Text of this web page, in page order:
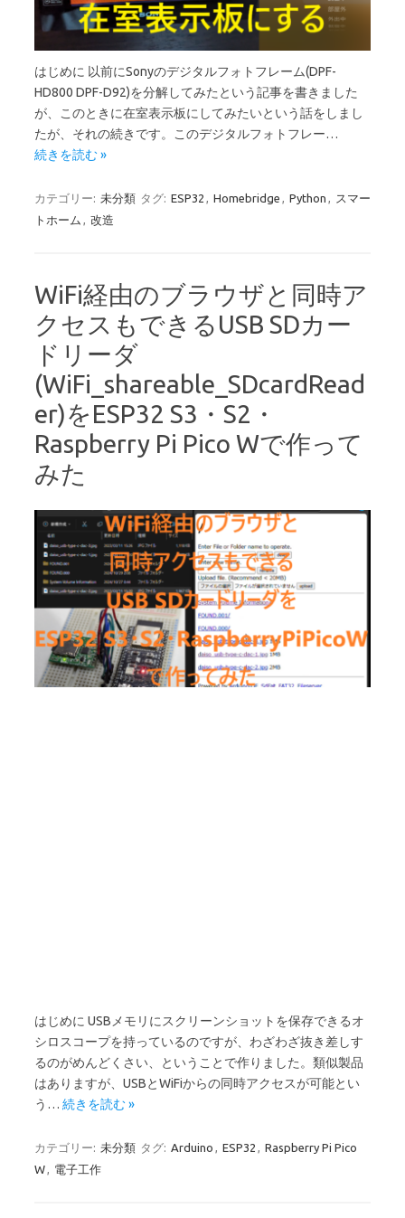
はじめに 以前にSonyのデジタルフォトフレーム(DPF-
HD800 DPF-D92)を分解してみたという記事を書きました
が、このときに在室表示板にしてみたいという話をしまし
たが、それの続きです。このデジタルフォトフレー…
続きを読む »
カテゴリー: 未分類 タグ: ESP32 Homebridge Python
スマー
トホーム
改造
WiFi経由のブラウザと同時ア
クセスもできるUSB SDカー
ドリーダ
(WiFi_shareable_SDcardRead
er)をESP32 S3・S2・
Raspberry Pi Pico Wで作って
みた
はじめに USBメモリにスクリーンショットを保存できるオ
シロスコープを持っているのですが、わざわざ抜き差しす
るのがめんどくさい、ということで作りました。類似製品
はありますが、USBとWiFiからの同時アクセスが可能とい
う… 続きを読む »
カテゴリー: 未分類 タグ: Arduino ESP32
Raspberry Pi Pico
W
電子工作